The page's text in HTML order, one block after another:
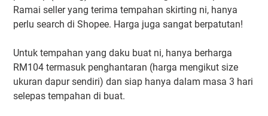
Ramai seller yang terima tempahan skirting ni, hanya
perlu search di Shopee. Harga juga sangat berpatutan!
Untuk tempahan yang daku buat ni, hanya berharga
RM104 termasuk penghantaran (harga mengikut size
ukuran dapur sendiri) dan siap hanya dalam masa 3 hari
selepas tempahan di buat.